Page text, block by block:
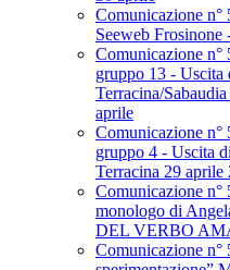
Comunicazione n°
Seeweb Frosinone
Comunicazione n°
gruppo 13 - Uscita
Terracina/
aprile
Comunicazione n°
gruppo 4 - Uscita
Terracina 29 aprile
Comunicazione n°
monologo di
DEL VERBO
Comunicazione n°